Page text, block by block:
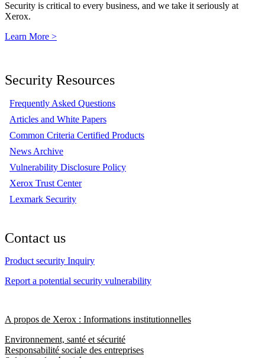
Security is critical to every business, and we take it seriously at
Xerox.
Learn More >
Security Resources
Frequently Asked Questions
Articles and White Papers
Common Criteria Certified Products
News Archive
Vulnerability Disclosure Policy
Xerox Trust Center
Lexmark Security
Contact us
Product security Inquiry
Report a potential security vulnerability
A propos de Xerox : Informations institutionnelles
Environnement, santé et sécurité
Responsabilité sociale des entreprises